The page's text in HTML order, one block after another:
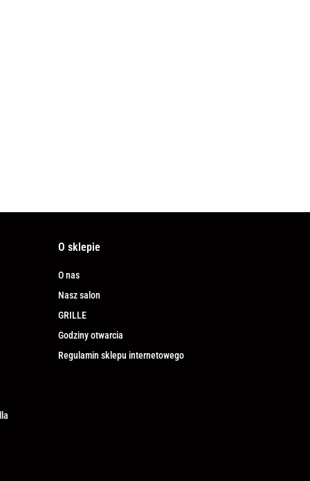
O sklepie
O nas
Nasz salon
GRILLE
Godziny otwarcia
Regulamin sklepu internetowego